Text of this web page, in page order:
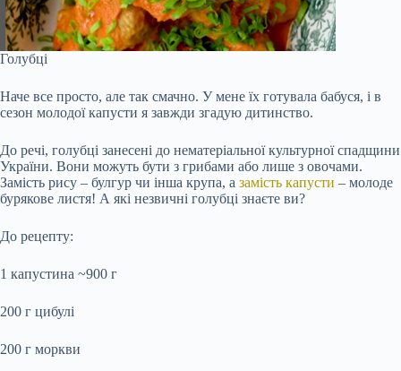
Голубці
Наче все просто, але так смачно. У мене їх готувала бабуся, і в
сезон молодої капусти я завжди згадую дитинство.
До речі, голубці занесені до нематеріальної культурної спадщини
України. Вони можуть бути з грибами або лише з овочами.
Замість рису – булгур чи інша крупа, а замість капусти – молоде
бурякове листя! А які незвичні голубці знаєте ви?
До рецепту:
1 капустина ~900 г
200 г цибулі
200 г моркви